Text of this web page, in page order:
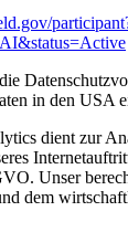
in den USA
dient zur
Unser
dem